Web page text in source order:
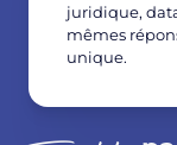
juridique,
mêmes
unique.